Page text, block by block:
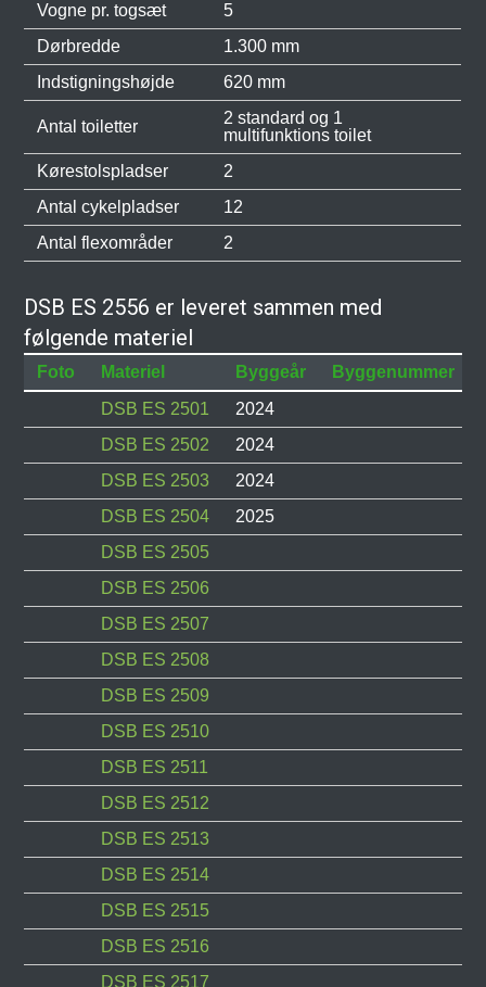
Vogne pr. togsæt
5
Dørbredde
1.300 mm
Indstigningshøjde
620 mm
Antal toiletter
2 standard og 1
multifunktions toilet
Kørestolspladser
2
Antal cykelpladser
12
Antal flexområder
2
DSB ES 2556 er leveret sammen med
følgende materiel
Foto Materiel Byggeår Byggenummer
DSB ES 2501
2024
DSB ES 2502
2024
DSB ES 2503
2024
DSB ES 2504
2025
DSB ES 2505
DSB ES 2506
DSB ES 2507
DSB ES 2508
DSB ES 2509
DSB ES 2510
DSB ES 2511
DSB ES 2512
DSB ES 2513
DSB ES 2514
DSB ES 2515
DSB ES 2516
DSB ES 2517